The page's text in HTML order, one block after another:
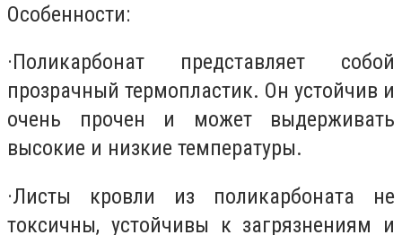
Особенности:
·Поликарбонат представляет собой
прозрачный термопластик. Он устойчив и
очень прочен и может выдерживать
высокие и низкие температуры.
·Листы кровли из поликарбоната не
токсичны, устойчивы к загрязнениям и